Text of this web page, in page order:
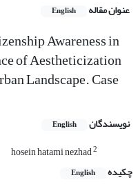
عنوان مقاله English
Awareness in
of Aestheticization
Landscape. Case
نویسندگان English
hosein hatami nezhad2
چکیده English